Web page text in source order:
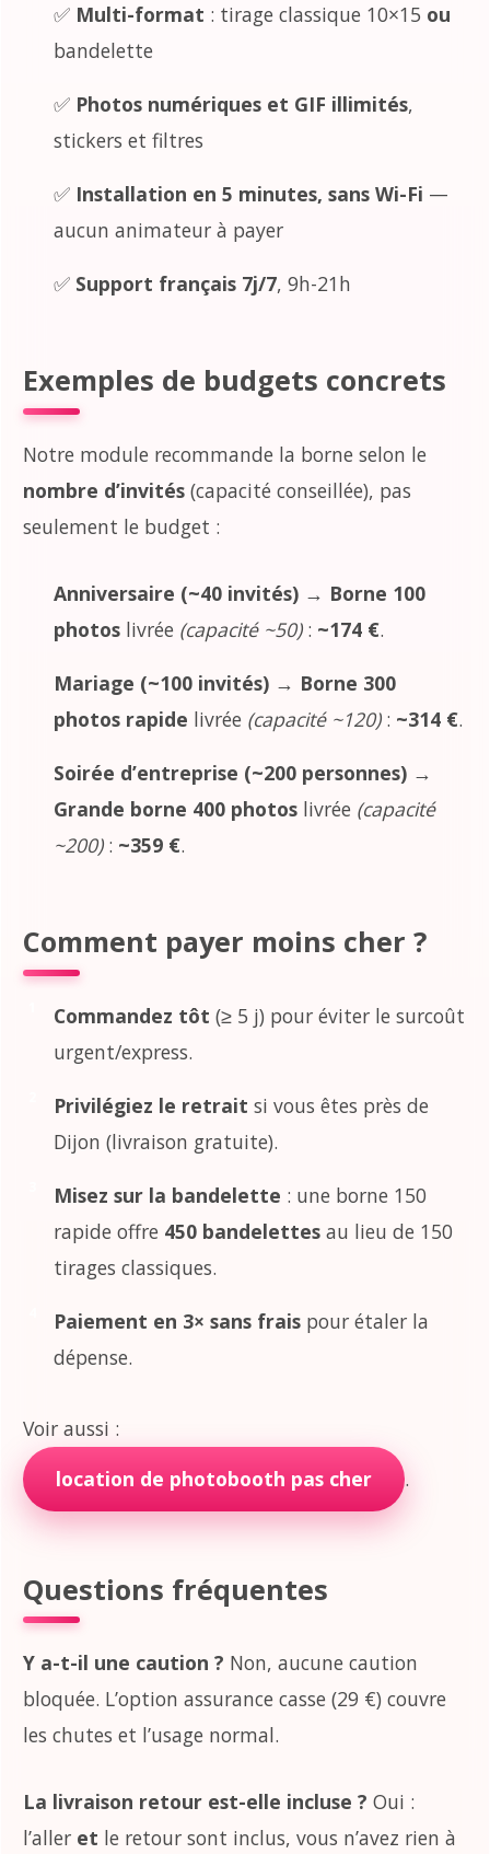
✅ Multi-format : tirage classique 10×15 ou
bandelette
✅ Photos numériques et GIF illimités,
stickers et filtres
✅ Installation en 5 minutes, sans Wi-Fi —
aucun animateur à payer
✅ Support français 7j/7, 9h-21h
Exemples de budgets concrets
Notre module recommande la borne selon le
nombre d’invités (capacité conseillée), pas
seulement le budget :
Anniversaire (~40 invités) → Borne 100
photos livrée (capacité ~50): ~174 €.
Mariage (~100 invités) → Borne 300
photos rapide livrée (capacité ~120): ~314 €.
Soirée d’entreprise (~200 personnes) →
Grande borne 400 photos livrée (capacité
~200): ~359 €.
Comment payer moins cher ?
Commandez tôt (≥ 5 j) pour éviter le surcoût
urgent/express.
Privilégiez le retrait si vous êtes près de
Dijon (livraison gratuite).
Misez sur la bandelette : une borne 150
rapide offre 450 bandelettes au lieu de 150
tirages classiques.
Paiement en 3× sans frais pour étaler la
dépense.
Voir aussi :
location de photobooth pas cher
.
Questions fréquentes
Y a-t-il une caution ? Non, aucune caution
bloquée. L’option assurance casse (29 €) couvre
les chutes et l’usage normal.
La livraison retour est-elle incluse ? Oui :
l’aller et le retour sont inclus, vous n’avez rien à